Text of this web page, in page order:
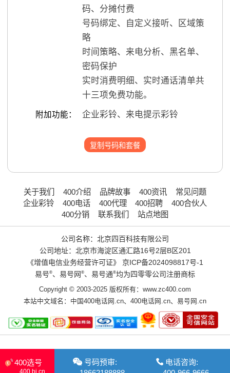
码、分摊付费
号码绑定、自定义接听、区域策
略
时间策略、来电分析、黑名单、
密码保护
实时消费明细、实时通话清单共
十三项免费功能。
附加功能： 企业彩铃、来电提示彩铃
复制号码和套餐
关于我们 400介绍 品牌故事 400资讯
常见问题
企业彩铃
400电话 400代理 400招聘
400合伙人
400分销
联系我们 站点地图
公司名称：北京四百科技有限公司
公司地址：北京市海淀区通汇路16号2层B区201
《增值电信业务经营许可证》
京ICP备2024098817号-1
易号®、易号网 ®、易号通®均为四零零公司注册商标
Copyright © 2003-2025 版权所有：www.zc400.com
本站中文域名： 中国400电话网.cn、 400电话网.cn、 易号网.cn
400选号
400.bj.cn
号码预审:
电话咨询: